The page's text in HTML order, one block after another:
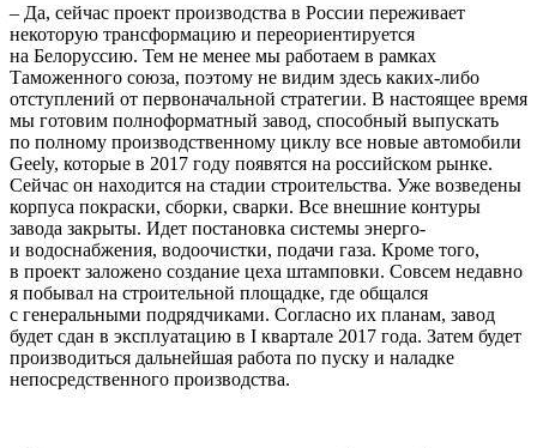
– Да, сейчас проект производства в России переживает
некоторую трансформацию и переориентируется
на Белоруссию. Тем не менее мы работаем в рамках
Таможенного союза, поэтому не видим здесь каких-либо
отступлений от первоначальной стратегии. В настоящее время
мы готовим полноформатный завод, способный выпускать
по полному производственному циклу все новые автомобили
Geely, которые в 2017 году появятся на российском рынке.
Сейчас он находится на стадии строительства. Уже возведены
корпуса покраски, сборки, сварки. Все внешние контуры
завода закрыты. Идет постановка системы энерго-
и водоснабжения, водоочистки, подачи газа. Кроме того,
в проект заложено создание цеха штамповки. Совсем недавно
я побывал на строительной площадке, где общался
с генеральными подрядчиками. Согласно их планам, завод
будет сдан в эксплуатацию в I квартале 2017 года. Затем будет
производиться дальнейшая работа по пуску и наладке
непосредственного производства.